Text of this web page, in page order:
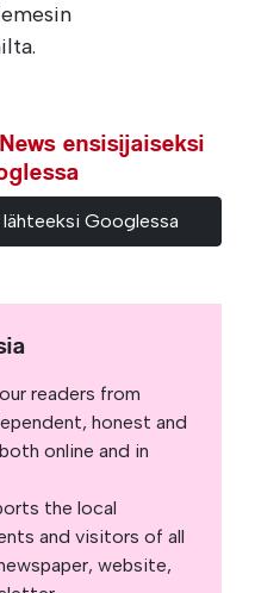
ensisijaiseksi
Googlessa
readers from
honest and
online and in
the local
and visitors of all
website,